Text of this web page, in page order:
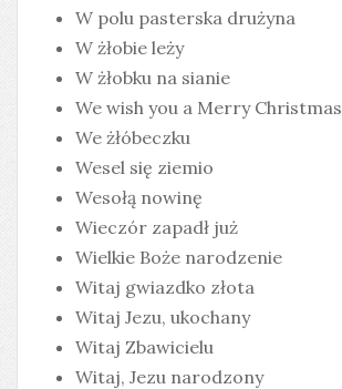
W polu pasterska drużyna
W żłobie leży
W żłobku na sianie
We wish you a Merry Christmas
We żłóbeczku
Wesel się ziemio
Wesołą nowinę
Wieczór zapadł już
Wielkie Boże narodzenie
Witaj gwiazdko złota
Witaj Jezu, ukochany
Witaj Zbawicielu
Witaj, Jezu narodzony